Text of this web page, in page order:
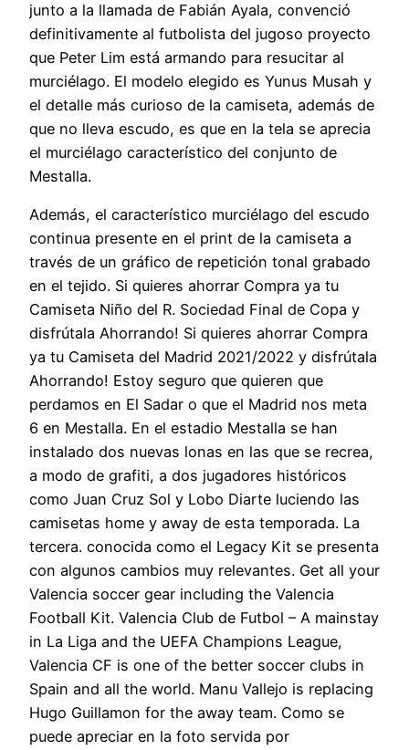
junto a la llamada de Fabián Ayala, convenció
definitivamente al futbolista del jugoso proyecto
que Peter Lim está armando para resucitar al
murciélago. El modelo elegido es Yunus Musah y
el detalle más curioso de la camiseta, además de
que no lleva escudo, es que en la tela se aprecia
el murciélago característico del conjunto de
Mestalla.
Además, el característico murciélago del escudo
continua presente en el print de la camiseta a
través de un gráfico de repetición tonal grabado
en el tejido. Si quieres ahorrar Compra ya tu
Camiseta Niño del R. Sociedad Final de Copa y
disfrútala Ahorrando! Si quieres ahorrar Compra
ya tu Camiseta del Madrid 2021/2022 y disfrútala
Ahorrando! Estoy seguro que quieren que
perdamos en El Sadar o que el Madrid nos meta
6 en Mestalla. En el estadio Mestalla se han
instalado dos nuevas lonas en las que se recrea,
a modo de grafiti, a dos jugadores históricos
como Juan Cruz Sol y Lobo Diarte luciendo las
camisetas home y away de esta temporada. La
tercera. conocida como el Legacy Kit se presenta
con algunos cambios muy relevantes. Get all your
Valencia soccer gear including the Valencia
Football Kit. Valencia Club de Futbol – A mainstay
in La Liga and the UEFA Champions League,
Valencia CF is one of the better soccer clubs in
Spain and all the world. Manu Vallejo is replacing
Hugo Guillamon for the away team. Como se
puede apreciar en la foto servida por